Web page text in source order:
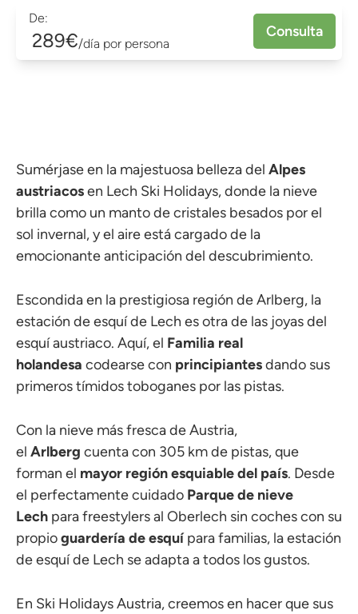
De:
289€/día por persona
Consulta
Sumérjase en la majestuosa belleza del Alpes
austriacosen Lech Ski Holidays, donde la nieve
brilla como un manto de cristales besados por el
sol invernal, y el aire está cargado de la
emocionante anticipación del descubrimiento.
Escondida en la prestigiosa región de Arlberg, la
estación de esquí de Lech es otra de las joyas del
esquí austriaco. Aquí, el Familia real
holandesa codearse con principiantesdando sus
primeros tímidos toboganes por las pistas.
Con la nieve más fresca de Austria,
el Arlberg cuenta con 305 km de pistas, que
forman el mayor región esquiable del país. Desde
el perfectamente cuidado Parque de nieve
Lech para freestylers al Oberlech sin coches con su
propioguardería de esquípara familias, la estación
de esquí de Lech se adapta a todos los gustos.
En Ski Holidays Austria, creemos en hacer que sus